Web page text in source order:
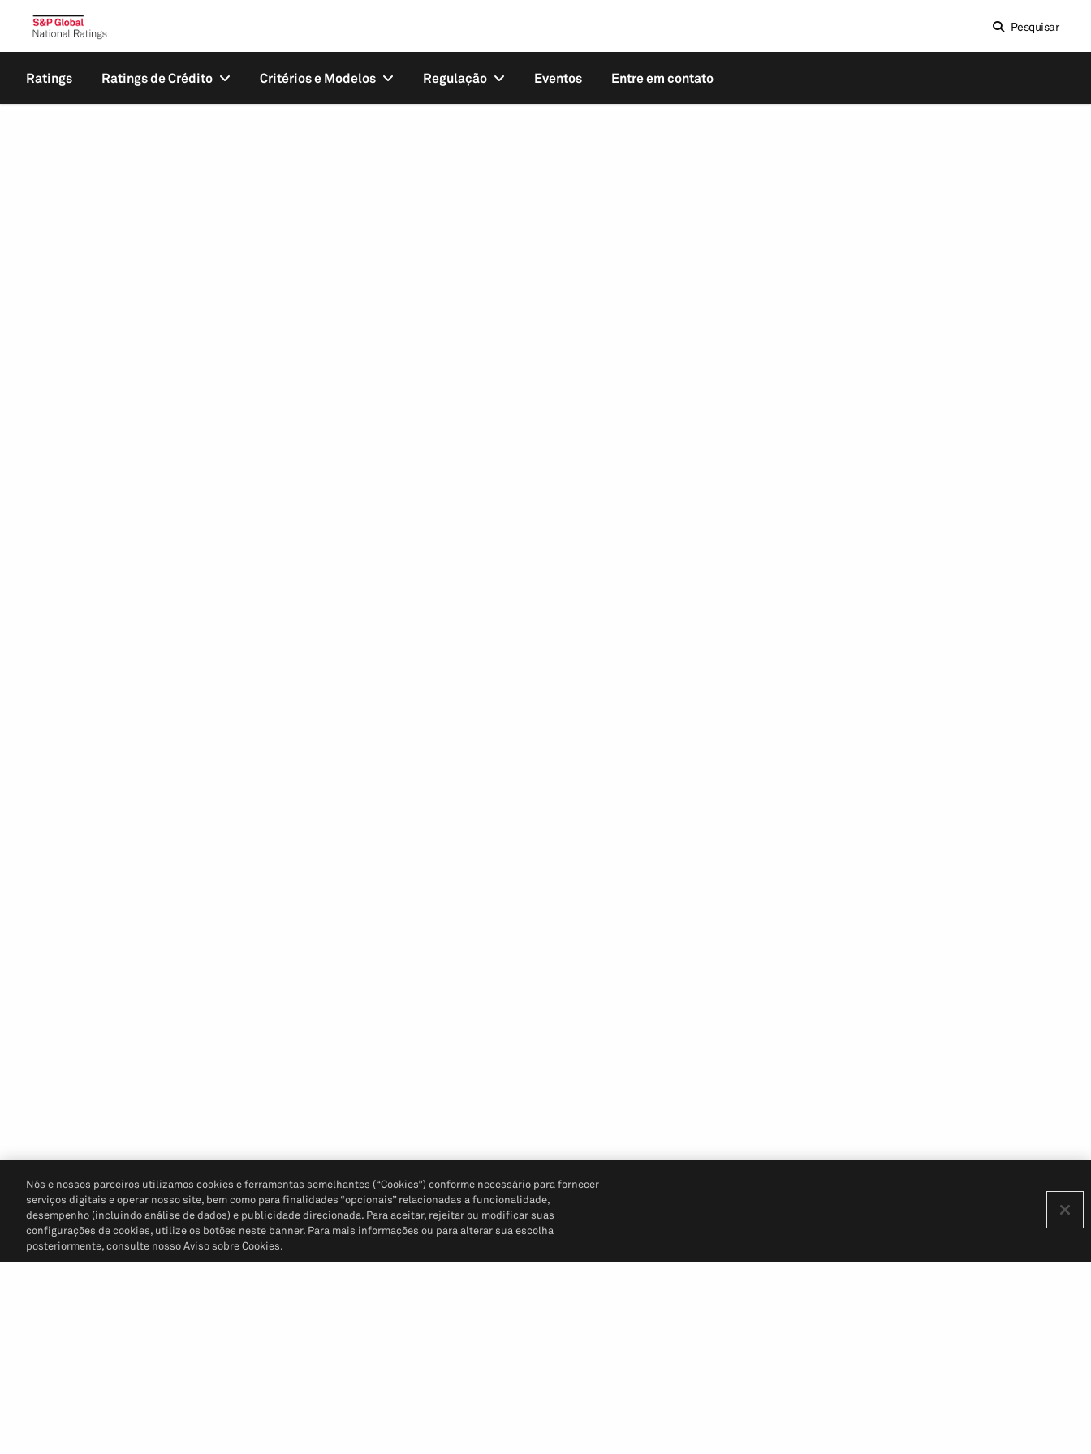
Pesquisar
Ratings Ratings de Crédito Critérios e Modelos Regulação Eventos Entre em contato
Nós e nossos parceiros utilizamos cookies e ferramentas semelhantes (“Cookies”) conforme necessário para fornecer
serviços digitais e operar nosso site, bem como para finalidades “opcionais” relacionadas a funcionalidade,
desempenho (incluindo análise de dados) e publicidade direcionada. Para aceitar, rejeitar ou modificar suas
configurações de cookies, utilize os botões neste banner. Para mais informações ou para alterar sua escolha
posteriormente, consulte nosso Aviso sobre Cookies.